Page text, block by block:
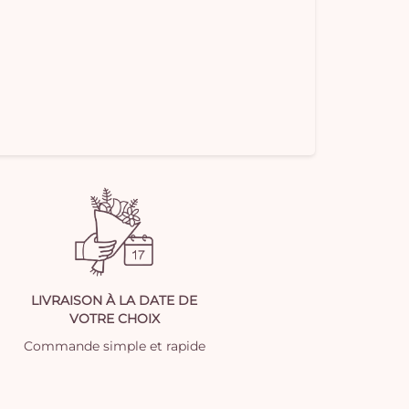
LIVRAISON À LA DATE DE
VOTRE CHOIX
Commande simple et rapide